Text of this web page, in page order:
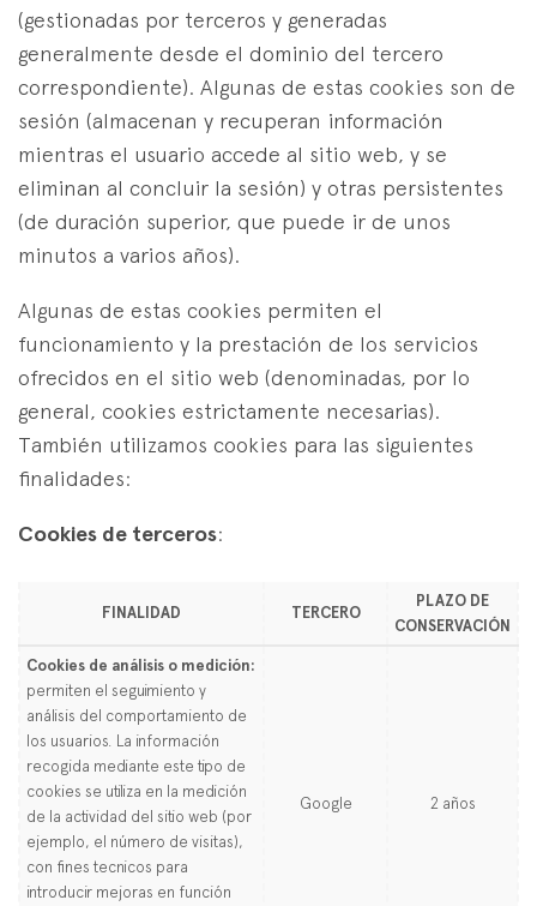
(gestionadas por terceros y generadas
generalmente desde el dominio del tercero
correspondiente). Algunas de estas cookies son de
sesión (almacenan y recuperan información
mientras el usuario accede al sitio web, y se
eliminan al concluir la sesión) y otras persistentes
(de duración superior, que puede ir de unos
minutos a varios años).
Algunas de estas cookies permiten el
funcionamiento y la prestación de los servicios
ofrecidos en el sitio web (denominadas, por lo
general, cookies estrictamente necesarias).
También utilizamos cookies para las siguientes
finalidades:
Cookies de terceros:
FINALIDAD TERCERO
PLAZO DE
CONSERVACIÓN
Cookies de análisis o medición:
permiten el seguimiento y
análisis del comportamiento de
los usuarios. La información
recogida mediante este tipo de
cookies se utiliza en la medición
de la actividad del sitio web (por
ejemplo, el número de visitas),
con fines tecnicos para
introducir mejoras en función
Google 2 años